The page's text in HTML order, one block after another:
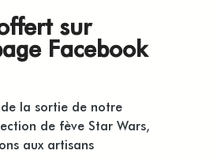
sur
Facebook
de la sortie de notre
de fève Star Wars,
aux artisans